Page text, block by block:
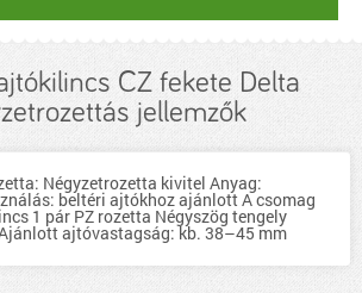
CZ fekete Delta
jellemzők
Négyzetrozetta kivitel Anyag:
beltéri ajtókhoz ajánlott A csomag
1 pár PZ rozetta Négyszög tengely
ajtóvastagság: kb. 38–45 mm